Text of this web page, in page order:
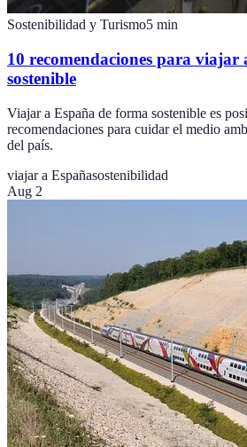
Sostenibilidad y Turismo5 min
10 recomendaciones para viajar
sostenible
Viajar a España de forma sostenible es
recomendaciones para cuidar el medio
del país.
viajar a Españasostenibilidad
Aug 2